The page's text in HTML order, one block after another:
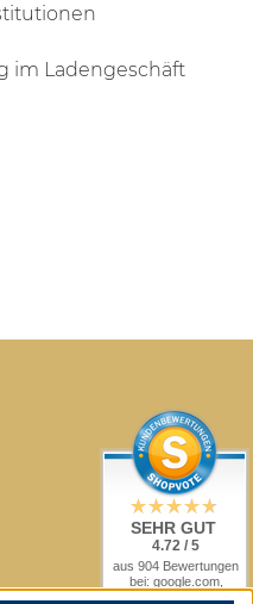
im Ladengeschäft
SEHR GUT
4.72 / 5
aus 904 Bewertungen
bei: google.com,